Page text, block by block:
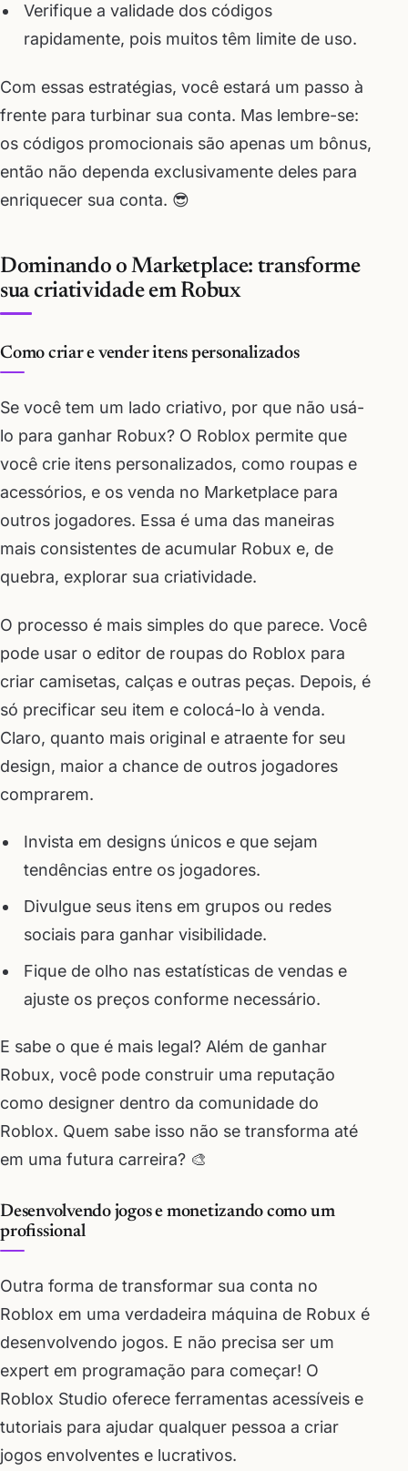
Verifique a validade dos códigos
rapidamente, pois muitos têm limite de uso.
Com essas estratégias, você estará um passo à
frente para turbinar sua conta. Mas lembre-se:
os códigos promocionais são apenas um bônus,
então não dependa exclusivamente deles para
enriquecer sua conta. 😎
Dominando o Marketplace: transforme
sua criatividade em Robux
Como criar e vender itens personalizados
Se você tem um lado criativo, por que não usá-
lo para ganhar Robux? O Roblox permite que
você crie itens personalizados, como roupas e
acessórios, e os venda no Marketplace para
outros jogadores. Essa é uma das maneiras
mais consistentes de acumular Robux e, de
quebra, explorar sua criatividade.
O processo é mais simples do que parece. Você
pode usar o editor de roupas do Roblox para
criar camisetas, calças e outras peças. Depois, é
só precificar seu item e colocá-lo à venda.
Claro, quanto mais original e atraente for seu
design, maior a chance de outros jogadores
comprarem.
Invista em designs únicos e que sejam
tendências entre os jogadores.
Divulgue seus itens em grupos ou redes
sociais para ganhar visibilidade.
Fique de olho nas estatísticas de vendas e
ajuste os preços conforme necessário.
E sabe o que é mais legal? Além de ganhar
Robux, você pode construir uma reputação
como designer dentro da comunidade do
Roblox. Quem sabe isso não se transforma até
em uma futura carreira? 🎨
Desenvolvendo jogos e monetizando como um
profissional
Outra forma de transformar sua conta no
Roblox em uma verdadeira máquina de Robux é
desenvolvendo jogos. E não precisa ser um
expert em programação para começar! O
Roblox Studio oferece ferramentas acessíveis e
tutoriais para ajudar qualquer pessoa a criar
jogos envolventes e lucrativos.